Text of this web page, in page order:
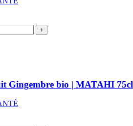
+
Gingembre bio | MATAHI 75cl